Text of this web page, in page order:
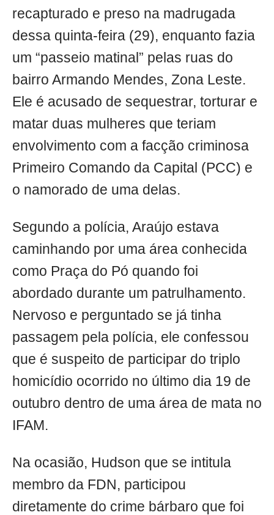
recapturado e preso na madrugada
dessa quinta-feira (29), enquanto fazia
um “passeio matinal” pelas ruas do
bairro Armando Mendes, Zona Leste.
Ele é acusado de sequestrar, torturar e
matar duas mulheres que teriam
envolvimento com a facção criminosa
Primeiro Comando da Capital (PCC) e
o namorado de uma delas.
Segundo a polícia, Araújo estava
caminhando por uma área conhecida
como Praça do Pó quando foi
abordado durante um patrulhamento.
Nervoso e perguntado se já tinha
passagem pela polícia, ele confessou
que é suspeito de participar do triplo
homicídio ocorrido no último dia 19 de
outubro dentro de uma área de mata no
IFAM.
Na ocasião, Hudson que se intitula
membro da FDN, participou
diretamente do crime bárbaro que foi